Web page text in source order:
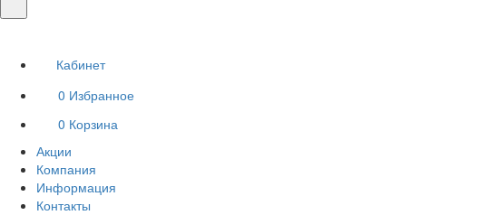
Кабинет
0 Избранное
0 Корзина
Акции
Компания
Информация
Контакты